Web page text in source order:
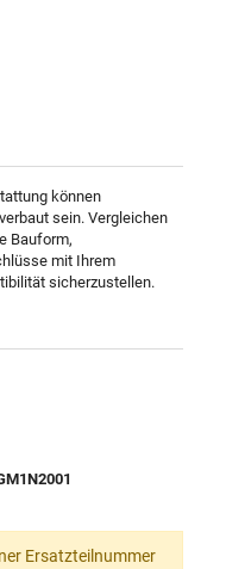
können
sein. Vergleichen
Bauform,
mit Ihrem
sicherzustellen.
Ersatzteilnummer